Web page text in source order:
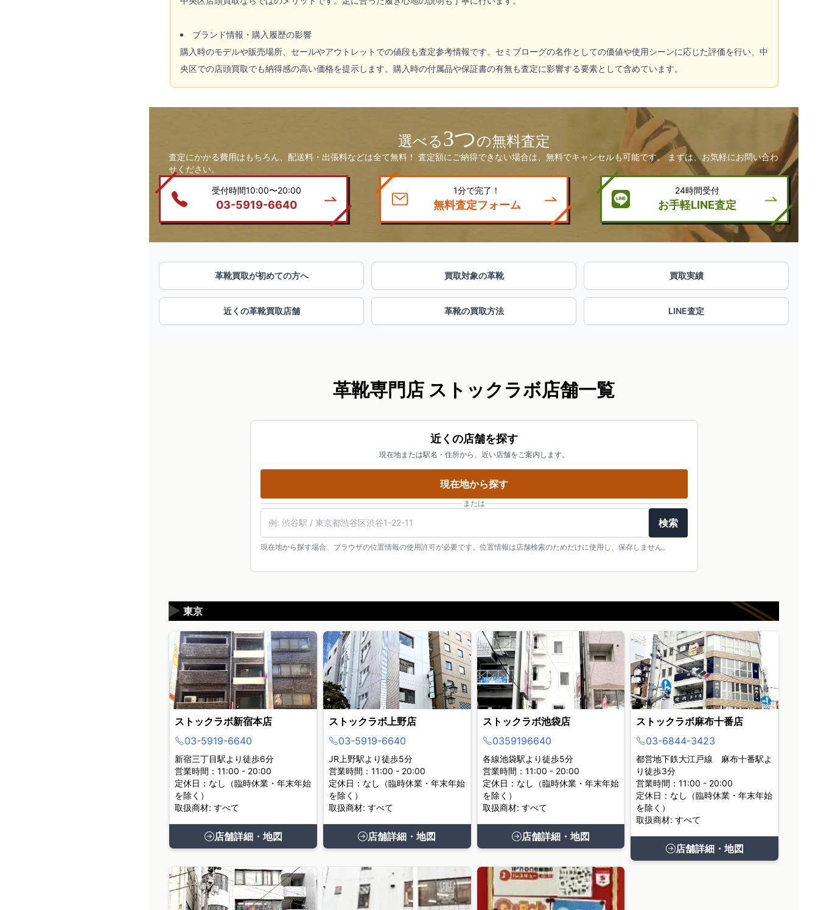
ブランド情報・購入履歴の影響
購入時のモデルや販売場所、セールやアウトレットでの値段も査定参考情報です。セミブローグの名作としての価値や使用シーンに応じた評価を行い、中
央区での店頭買取でも納得感の高い価格を提示します。購入時の付属品や保証書の有無も査定に影響する要素として含めています。
選べる3つの無料査定
査定にかかる費用はもちろん、配送料・出張料などは全て無料！ 査定額にご納得できない場合は、無料でキャンセルも可能です。 まずは、お気軽にお問い合わ
せください。
受付時間10:00〜20:00
03-5919-6640
1分で完了！
無料査定フォーム
24時間受付
お手軽LINE査定
革靴買取が初めての方へ 買取対象の革靴 買取実績
近くの革靴買取店舗 革靴の買取方法 LINE査定
革靴専門店 ストックラボ店舗一覧
近くの店舗を探す
現在地または駅名・住所から、近い店舗をご案内します。
現在地から探す
または
検索
現在地から探す場合、ブラウザの位置情報の使用許可が必要です。位置情報は店舗検索のためだけに使用し、保存しません。
東京
▶
ストックラボ新宿本店
03-5919-6640
新宿三丁目駅より徒歩6分
営業時間：11:00 - 20:00
定休日：なし（臨時休業・年末年始
を除く）
取扱商材: すべて
店舗詳細・地図
ストックラボ上野店
03-5919-6640
JR上野駅より徒歩5分
営業時間：11:00 - 20:00
定休日：なし（臨時休業・年末年始
を除く）
取扱商材: すべて
店舗詳細・地図
ストックラボ池袋店
0359196640
各線池袋駅より徒歩5分
営業時間：11:00 - 20:00
定休日：なし（臨時休業・年末年始
を除く）
取扱商材: すべて
店舗詳細・地図
ストックラボ麻布十番店
03-6844-3423
都営地下鉄大江戸線 麻布十番駅よ
り徒歩3分
営業時間：11:00 - 20:00
定休日：なし（臨時休業・年末年始
を除く）
取扱商材: すべて
店舗詳細・地図